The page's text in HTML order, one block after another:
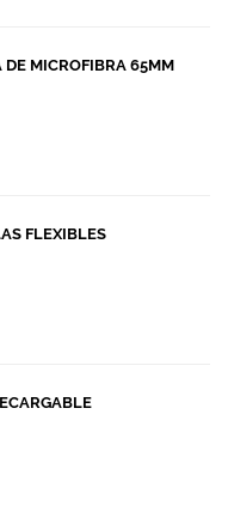
DE MICROFIBRA 65MM
FLEXIBLES